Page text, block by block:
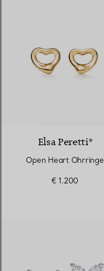
Elsa Peretti®
Open Heart Ohrringe
€ 1.200